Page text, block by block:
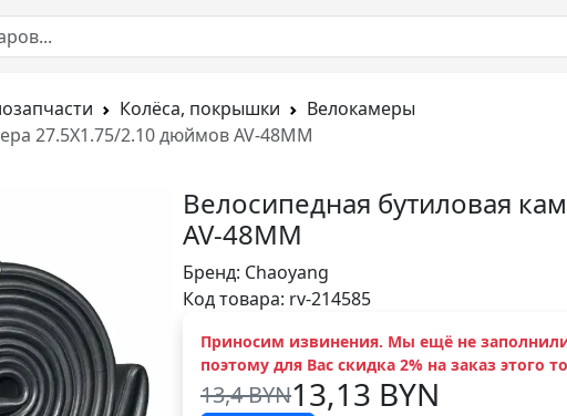
Колёса, покрышки
Велокамеры
27.5X1.75/2.10 дюймов AV-48MM
Велосипедная бутиловая
AV-48MM
Бренд: Chaoyang
Код товара: rv-214585
Приносим извинения. Мы ещё не заполнили
поэтому для Вас скидка 2% на заказ этого
13,4 BYN13,13 BYN